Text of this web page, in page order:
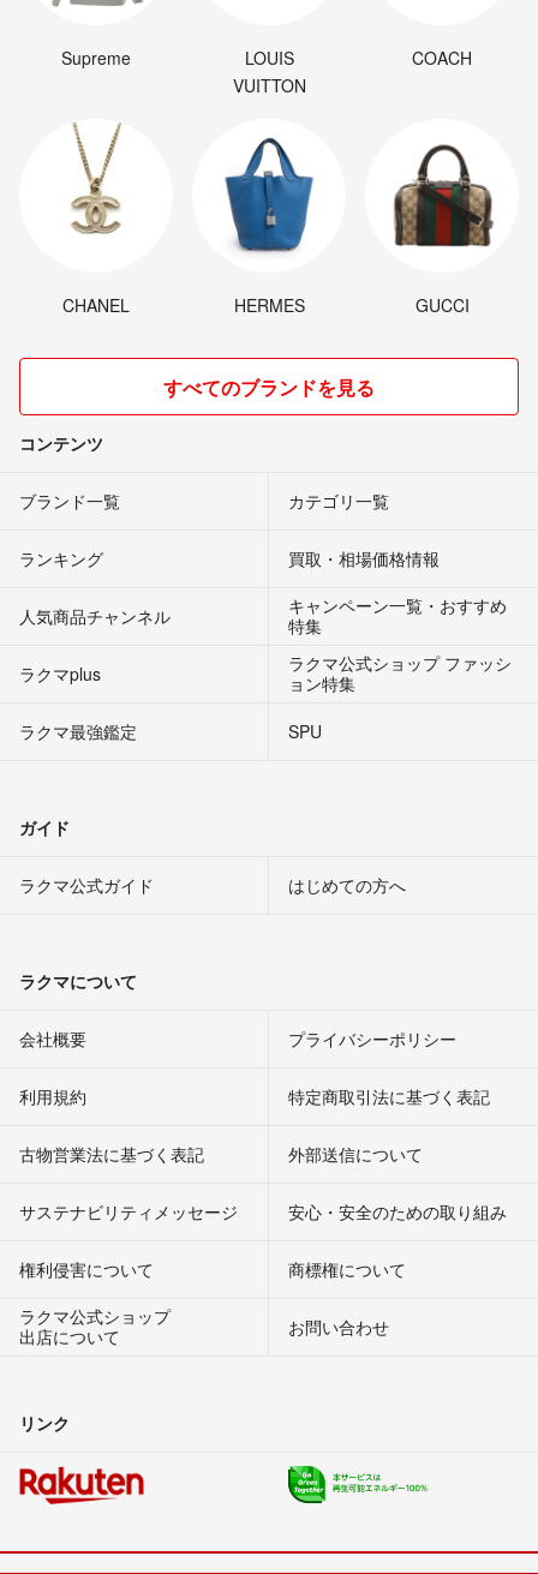
Supreme
LOUIS
VUITTON
COACH
CHANEL HERMES GUCCI
すべてのブランドを見る
コンテンツ
ブランド一覧 カテゴリ一覧
ランキング 買取・相場価格情報
人気商品チャンネル
キャンペーン一覧・おすすめ
特集
ラクマplus
ラクマ公式ショップ ファッシ
ョン特集
ラクマ最強鑑定
SPU
ガイド
ラクマ公式ガイド はじめての方へ
ラクマについて
会社概要 プライバシーポリシー
利用規約 特定商取引法に基づく表記
古物営業法に基づく表記 外部送信について
サステナビリティメッセージ 安心・安全のための取り組み
権利侵害について
商標権について
ラクマ公式ショップ
出店について
お問い合わせ
リンク